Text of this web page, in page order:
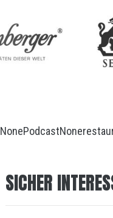
NonePodcastNone
SICHER